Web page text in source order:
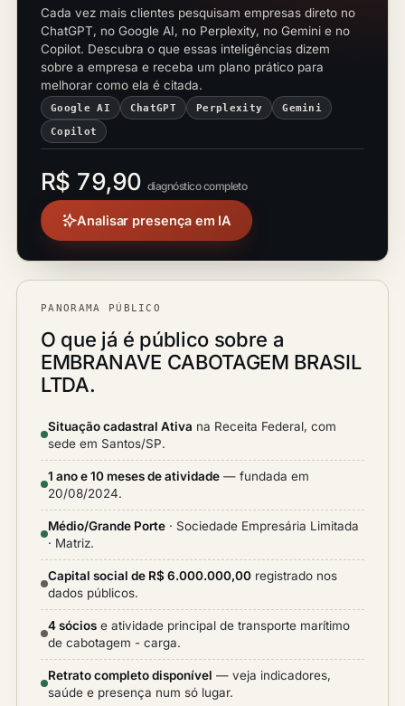
Cada vez mais clientes pesquisam empresas direto no
ChatGPT, no Google AI, no Perplexity, no Gemini e no
Copilot. Descubra o que essas inteligências dizem
sobre a empresa e receba um plano prático para
melhorar como ela é citada.
Google AI ChatGPT Perplexity Gemini
Copilot
R$ 79,90 diagnóstico completo
Analisar presença em IA
PANORAMA PÚBLICO
O que já é público sobre a
EMBRANAVE CABOTAGEM BRASIL
LTDA.
Situação cadastral Ativa na Receita Federal, com
sede em Santos/SP.
1 ano e 10 meses de atividade — fundada em
20/08/2024.
Médio/Grande Porte · Sociedade Empresária Limitada
· Matriz.
Capital social de R$ 6.000.000,00 registrado nos
dados públicos.
4 sócios e atividade principal de transporte marítimo
de cabotagem - carga.
Retrato completo disponível — veja indicadores,
saúde e presença num só lugar.